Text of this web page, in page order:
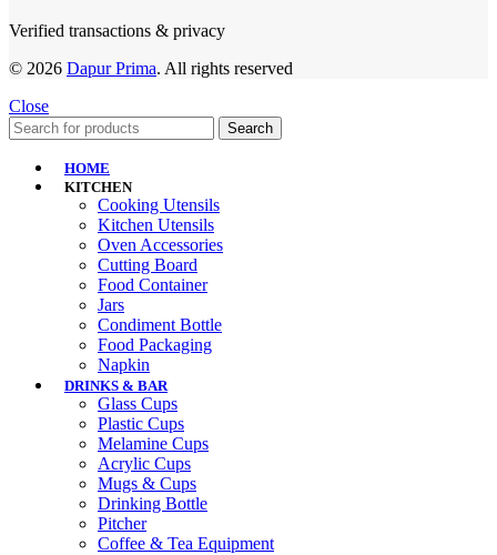
Verified transactions & privacy
© 2026 Dapur Prima. All rights reserved
Close
Search
HOME
KITCHEN
Cooking Utensils
Kitchen Utensils
Oven Accessories
Cutting Board
Food Container
Jars
Condiment Bottle
Food Packaging
Napkin
DRINKS & BAR
Glass Cups
Plastic Cups
Melamine Cups
Acrylic Cups
Mugs & Cups
Drinking Bottle
Pitcher
Coffee & Tea Equipment